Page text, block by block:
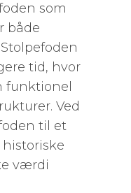
som
både
tid, hvor
funktionel
Ved
til et
værdi